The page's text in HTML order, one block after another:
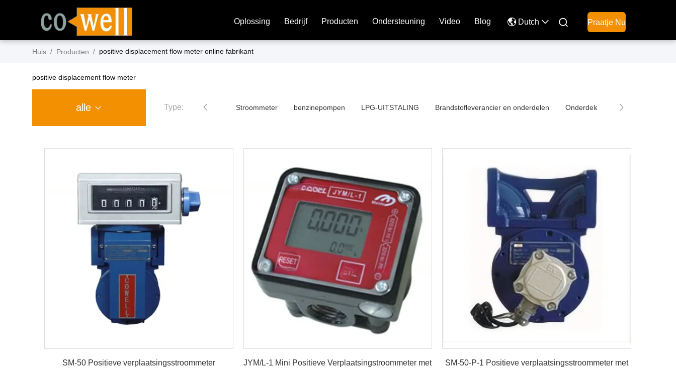
Oplossing Bedrijf Producten Ondersteuning Video Blog Dutch  Praatje Nu
Huis / Producten / positive displacement flow meter online fabrikant
positive displacement flow meter
alle Type: Stroommeter benzinepompen LPG-UITSTALING Brandstofleverancier en onderdelen Onderdelen voor olietankers
SM-50 Positieve verplaatsingsstroommeter
JYM/L-1 Mini Positieve Verplaatsingstroommeter met
SM-50-P-1 Positieve verplaatsingsstroommeter met